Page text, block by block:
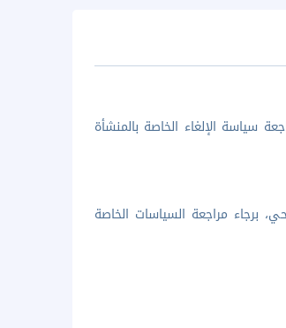
سياسة الإلغاء الخاصة بالمنشأة
برجاء مراجعة السياسات الخاصة